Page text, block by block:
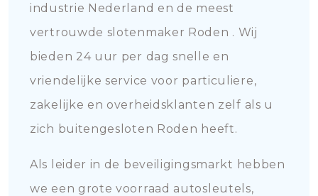
industrie Nederland en de meest
vertrouwde slotenmaker Roden . Wij
bieden 24 uur per dag snelle en
vriendelijke service voor particuliere,
zakelijke en overheidsklanten zelf als u
zich buitengesloten Roden heeft.
Als leider in de beveiligingsmarkt hebben
we een grote voorraad autosleutels,